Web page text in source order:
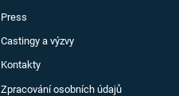
Press
Castingy a výzvy
Kontakty
Zpracování osobních údajů